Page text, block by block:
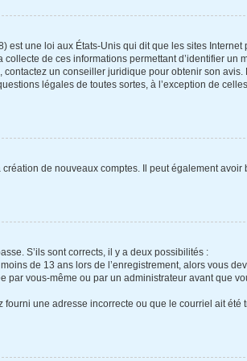
est une loi aux États-Unis qui dit que les sites
de ces informations permettant d’identifier
un conseiller juridique pour obtenir son
légales de toutes sortes, à l’exception de
de nouveaux comptes. Il peut également
S’ils sont corrects, il y a deux possibilités :
de 13 ans lors de l’enregistrement, alors vous
vous-même ou par un administrateur avant que
une adresse incorrecte ou que le courriel ait